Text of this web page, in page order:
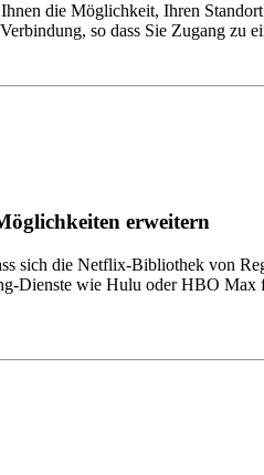
die Möglichkeit, Ihren
so dass Sie Zugang zu
erweitern
sich die Netflix-Bibliothek von
Dienste wie Hulu oder HBO Max